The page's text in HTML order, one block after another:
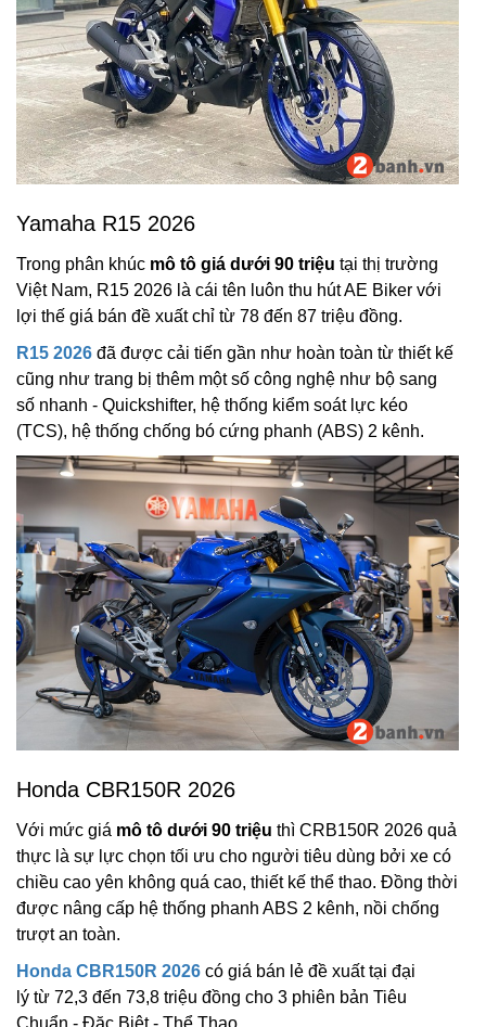
Yamaha R15 2026
Trong phân khúc mô tô giá dưới 90 triệu tại thị trường
Việt Nam, R15 2026 là cái tên luôn thu hút AE Biker với
lợi thế giá bán đề xuất chỉ từ 78 đến 87 triệu đồng.
R15 2026 đã được cải tiến gần như hoàn toàn từ thiết kế
cũng như trang bị thêm một số công nghệ như bộ sang
số nhanh - Quickshifter, hệ thống kiểm soát lực kéo
(TCS), hệ thống chống bó cứng phanh (ABS) 2 kênh.
Honda CBR150R 2026
Với mức giá mô tô dưới 90 triệu thì CRB150R 2026 quả
thực là sự lực chọn tối ưu cho người tiêu dùng bởi xe có
chiều cao yên không quá cao, thiết kế thể thao. Đồng thời
được nâng cấp hệ thống phanh ABS 2 kênh, nồi chống
trượt an toàn.
Honda CBR150R 2026 có giá bán lẻ đề xuất tại đại
lý từ 72,3 đến 73,8 triệu đồng cho 3 phiên bản Tiêu
Chuẩn - Đặc Biệt - Thể Thao.